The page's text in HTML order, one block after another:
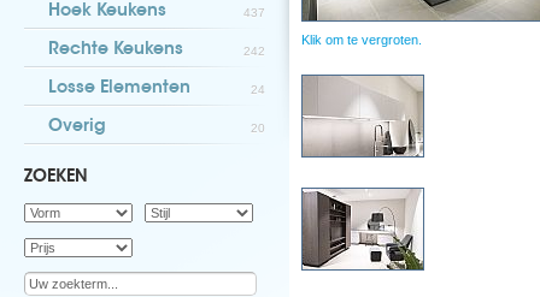
Hoek Keukens 437
Rechte Keukens 242
Losse Elementen 24
Overig 20
ZOEKEN
Klik om te vergroten.